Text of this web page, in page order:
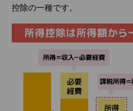
控除の一種です。